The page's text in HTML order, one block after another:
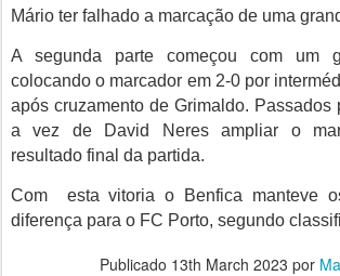
Mário ter falhado a marcação de uma
A segunda parte começou com um
colocando o marcador em 2-0 por
após cruzamento de Grimaldo. Passados
a vez de David Neres ampliar o
resultado final da partida.
Com esta vitoria o Benfica manteve
diferença para o FC Porto, segundo
Publicado 13th March 2023 por